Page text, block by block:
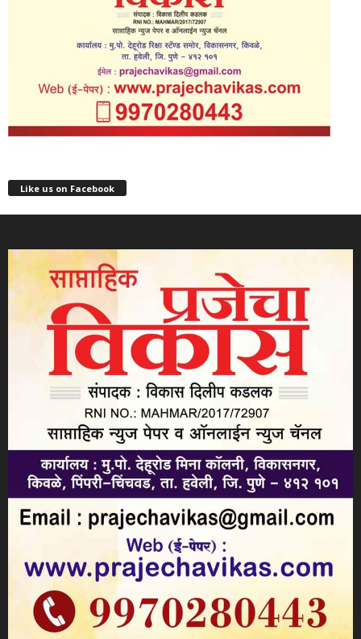
Like us on Facebook